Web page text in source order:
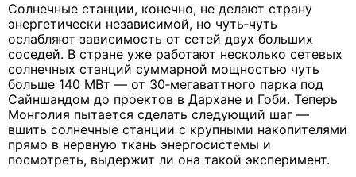
Солнечные станции, конечно, не делают страну
энергетически независимой, но чуть‑чуть
ослабляют зависимость от сетей двух больших
соседей. В стране уже работают несколько сетевых
солнечных станций суммарной мощностью чуть
больше 140 МВт — от 30‑мегаваттного парка под
Сайншандом до проектов в Дархане и Гоби. Теперь
Монголия пытается сделать следующий шаг —
вшить солнечные станции с крупными накопителями
прямо в нервную ткань энергосистемы и
посмотреть, выдержит ли она такой эксперимент.